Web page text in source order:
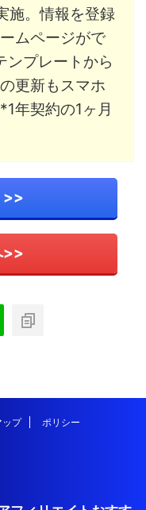
施。情報を登録
ムページがで
ンプレートから
更新もスマホ
年契約の1ヶ月
>>
>>
ップ ポリシー